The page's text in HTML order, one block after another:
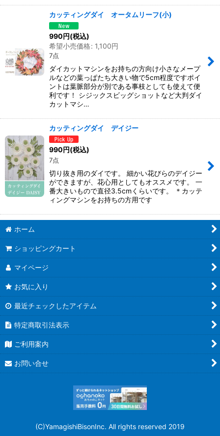
カッティングダイ オータムリーフ(小)
990円(税込)
希望小売価格: 1,100円
7点
ダイカットマシンをお持ちの方向け小さなメープ
ルなどの葉っぱたち大きい物で5cm程度ですポイ
ントは葉脈部分が別である事枝としても使えて便
利です！ シジックスビッグショットなど大判ダイ
カットマシ…
カッティングダイ デイジー
990円(税込)
7点
切り抜き用のダイです。 細かい花びらのデイジー
ができますが、花心用としてもオススメです。 一
番大きいもので直径3.5cmくらいです。 ＊カッテ
ィングマシンをお持ちの方用です
ホーム
ショッピングカート
マイページ
お気に入り
最近チェックしたアイテム
特定商取引法表示
ご利用案内
お問い合せ
(C)YamagishiBisonInc. All rights reserved 2019